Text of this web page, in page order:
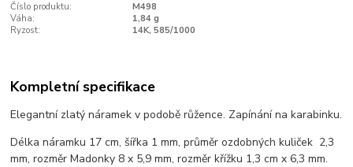
Číslo produktu:
M498
Váha:
1,84 g
Ryzost:
14K, 585/1000
Kompletní specifikace
Elegantní zlatý náramek v podobě růžence. Zapínání na karabinku.
Délka náramku 17 cm, šířka 1 mm, průměr ozdobných kuliček 2,3
mm, rozměr Madonky 8 x 5,9 mm, rozměr křížku 1,3 cm x 6,3 mm.